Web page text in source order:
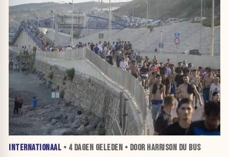
INTERNATIONAAL • 4 DAGEN GELEDEN • DOOR HARRISON DU BUS